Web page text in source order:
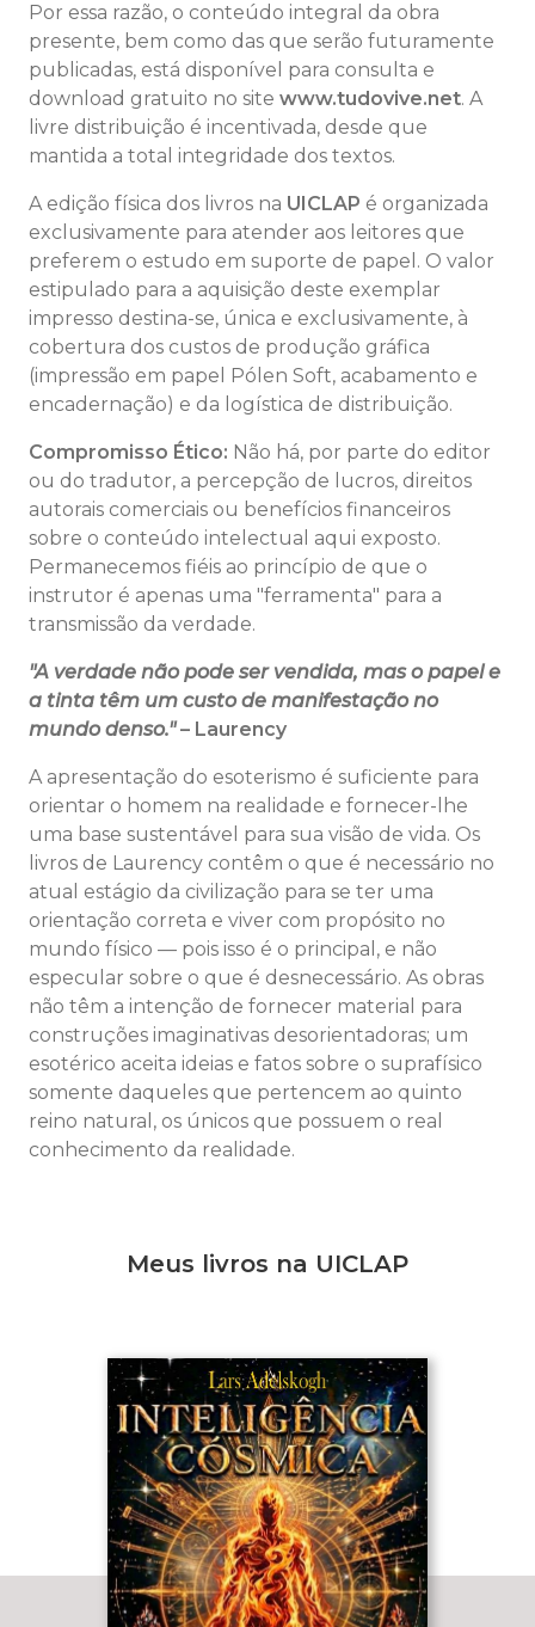
Por essa razão, o conteúdo integral da obra
presente, bem como das que serão futuramente
publicadas, está disponível para consulta e
download gratuito no site www.tudovive.net. A
livre distribuição é incentivada, desde que
mantida a total integridade dos textos.
A edição física dos livros na UICLAP é organizada
exclusivamente para atender aos leitores que
preferem o estudo em suporte de papel. O valor
estipulado para a aquisição deste exemplar
impresso destina-se, única e exclusivamente, à
cobertura dos custos de produção gráfica
(impressão em papel Pólen Soft, acabamento e
encadernação) e da logística de distribuição.
Compromisso Ético: Não há, por parte do editor
ou do tradutor, a percepção de lucros, direitos
autorais comerciais ou benefícios financeiros
sobre o conteúdo intelectual aqui exposto.
Permanecemos fiéis ao princípio de que o
instrutor é apenas uma "ferramenta" para a
transmissão da verdade.
"A verdade não pode ser vendida, mas o papel e
a tinta têm um custo de manifestação no
mundo denso."– Laurency
A apresentação do esoterismo é suficiente para
orientar o homem na realidade e fornecer-lhe
uma base sustentável para sua visão de vida. Os
livros de Laurency contêm o que é necessário no
atual estágio da civilização para se ter uma
orientação correta e viver com propósito no
mundo físico — pois isso é o principal, e não
especular sobre o que é desnecessário. As obras
não têm a intenção de fornecer material para
construções imaginativas desorientadoras; um
esotérico aceita ideias e fatos sobre o suprafísico
somente daqueles que pertencem ao quinto
reino natural, os únicos que possuem o real
conhecimento da realidade.
Meus livros na UICLAP